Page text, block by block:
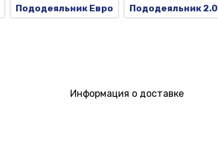
Пододеяльник Евро Пододеяльник 2.0
Информация о доставке